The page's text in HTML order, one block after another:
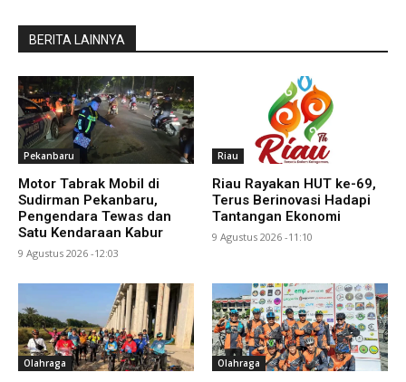
BERITA LAINNYA
Pekanbaru
Motor Tabrak Mobil di
Sudirman Pekanbaru,
Pengendara Tewas dan
Satu Kendaraan Kabur
9 Agustus 2026 -12:03
Riau
Riau Rayakan HUT ke-69,
Terus Berinovasi Hadapi
Tantangan Ekonomi
9 Agustus 2026 -11:10
Olahraga Olahraga